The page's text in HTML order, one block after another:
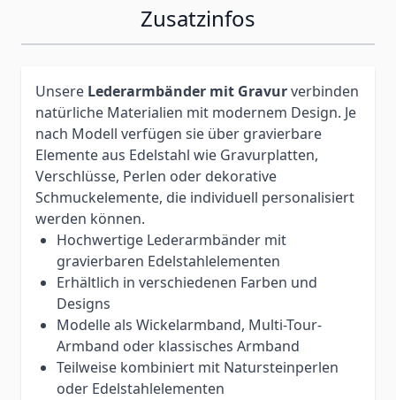
Zusatzinfos
Unsere Lederarmbänder mit Gravurverbinden
natürliche Materialien mit modernem Design. Je
nach Modell verfügen sie über gravierbare
Elemente aus Edelstahl wie Gravurplatten,
Verschlüsse, Perlen oder dekorative
Schmuckelemente, die individuell personalisiert
werden können.
Hochwertige Lederarmbänder mit
gravierbaren Edelstahlelementen
Erhältlich in verschiedenen Farben und
Designs
Modelle als Wickelarmband, Multi-Tour-
Armband oder klassisches Armband
Teilweise kombiniert mit Natursteinperlen
oder Edelstahlelementen